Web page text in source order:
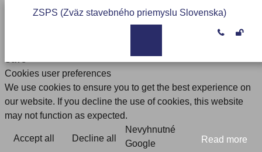
Cookies user preferences
We use cookies to ensure you to get the best experience on
our website. If you decline the use of cookies, this website
may not function as expected.
Accept all Decline all Read more
Nevyhnutné
Google
ZSPS (Zväz stavebného priemyslu Slovenska)
 